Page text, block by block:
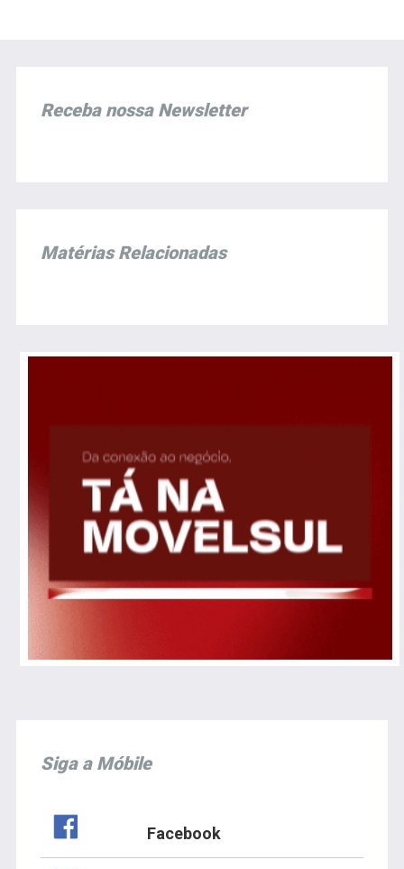
Receba nossa Newsletter
Matérias Relacionadas
Siga a Móbile
Facebook